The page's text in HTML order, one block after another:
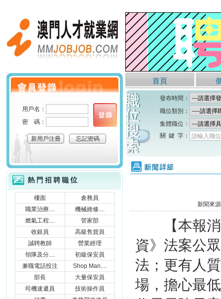
首頁
發布時間：
職位類別：
集體職位：
關 鍵 字：
請輸入職
新聞詳細
新聞來
【本報消
資》法案公
法；更有人
場，擔心最
個人會員登錄
用戶名：
密 碼：
新用戶注冊 忘記密碼
熱門招聘職位
樓面
倉務員
職業治療....
機械維修....
燃氣工程....
管家部
收銀員
高級售貨員
誠聘教師
營業經理
領隊及分....
初級保安員
兼職電話投注
Shop Man....
部長
大量保安員
司機速遞員
技術操作員